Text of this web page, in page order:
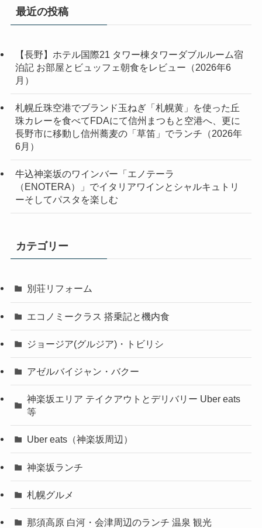
最近の投稿
【長野】ホテル国際21 タワー棟タワーダブルルーム宿
泊記 お部屋とビュッフェ朝食をレビュー（2026年6
月）
札幌丘珠空港でブランド玉ねぎ「札幌黄」を使った丘
珠カレーを食べてFDAにて信州まつもと空港へ、更に
長野市に移動し信州蕎麦の「草笛」でランチ（2026年
6月）
牛込神楽坂のワインバー「エノテーラ
（ENOTERA）」でイタリアワインとシャルキュトリ
ーそしてパスタを楽しむ
カテゴリー
別荘リフォーム
エコノミークラス 搭乗記と機内食
ジョージア(グルジア)・トビリシ
アゼルバイジャン・バクー
神楽坂エリア テイクアウトとデリバリー Uber eats
等
Uber eats（神楽坂周辺）
神楽坂ランチ
札幌グルメ
那須高原 白河・会津周辺のランチ 温泉 観光